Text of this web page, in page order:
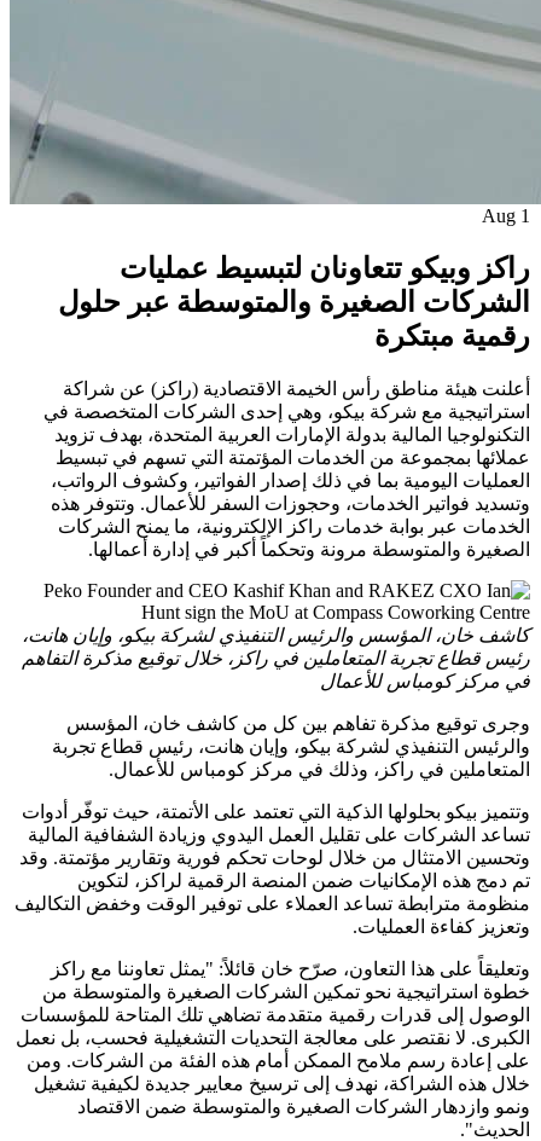
1
Aug
راكز وبيكو تتعاونان لتبسيط عمليات
الشركات الصغيرة والمتوسطة عبر حلول
رقمية مبتكرة
أعلنت هيئة مناطق رأس الخيمة الاقتصادية (راكز) عن شراكة
استراتيجية مع شركة بيكو، وهي إحدى الشركات المتخصصة في
التكنولوجيا المالية بدولة الإمارات العربية المتحدة، بهدف تزويد
عملائها بمجموعة من الخدمات المؤتمتة التي تسهم في تبسيط
العمليات اليومية بما في ذلك إصدار الفواتير، وكشوف الرواتب،
وتسديد فواتير الخدمات، وحجوزات السفر للأعمال. وتتوفر هذه
الخدمات عبر بوابة خدمات راكز الإلكترونية، ما يمنح الشركات
الصغيرة والمتوسطة مرونة وتحكماً أكبر في إدارة أعمالها.
كاشف خان، المؤسس والرئيس التنفيذي لشركة بيكو، وإيان هانت،
رئيس قطاع تجربة المتعاملين في راكز، خلال توقيع مذكرة التفاهم
في مركز كومباس للأعمال
وجرى توقيع مذكرة تفاهم بين كل من كاشف خان، المؤسس
والرئيس التنفيذي لشركة بيكو، وإيان هانت، رئيس قطاع تجربة
المتعاملين في راكز، وذلك في مركز كومباس للأعمال.
وتتميز بيكو بحلولها الذكية التي تعتمد على الأتمتة، حيث توفّر أدوات
تساعد الشركات على تقليل العمل اليدوي وزيادة الشفافية المالية
وتحسين الامتثال من خلال لوحات تحكم فورية وتقارير مؤتمتة. وقد
تم دمج هذه الإمكانيات ضمن المنصة الرقمية لراكز، لتكوين
منظومة مترابطة تساعد العملاء على توفير الوقت وخفض التكاليف
وتعزيز كفاءة العمليات.
وتعليقاً على هذا التعاون، صرّح خان قائلاً: "يمثل تعاوننا مع راكز
خطوة استراتيجية نحو تمكين الشركات الصغيرة والمتوسطة من
الوصول إلى قدرات رقمية متقدمة تضاهي تلك المتاحة للمؤسسات
الكبرى. لا نقتصر على معالجة التحديات التشغيلية فحسب، بل نعمل
على إعادة رسم ملامح الممكن أمام هذه الفئة من الشركات. ومن
خلال هذه الشراكة، نهدف إلى ترسيخ معايير جديدة لكيفية تشغيل
ونمو وازدهار الشركات الصغيرة والمتوسطة ضمن الاقتصاد
الحديث".